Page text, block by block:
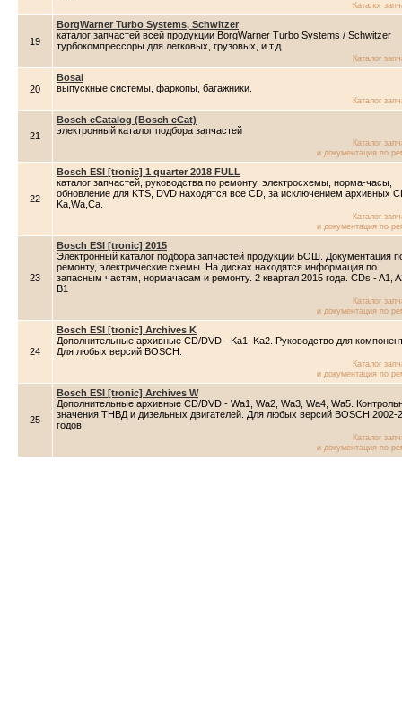
Каталог
19
BorgWarner Turbo Systems, Schwitzer
каталог запчастей всей продукции BorgWarner Turbo Systems / Schwitzer
турбокомпрессоры для легковых, грузовых, и.т.д
Каталог
20
Bosal
выпускные системы, фаркопы, багажники.
Каталог
21
Bosch eCatalog (Bosch eCat)
электронный каталог подбора запчастей
Каталог
и документация по
22
Bosch ESI [tronic] 1 quarter 2018 FULL
каталог запчастей, руководства по ремонту, электросхемы, норма-часы,
обновление для KTS, DVD находятся все CD, за исключением архивных
Ka,Wa,Ca.
Каталог
и документация по
23
Bosch ESI [tronic] 2015
Электронный каталог подбора запчастей продукции БОШ. Документация
ремонту, электрические схемы. На дисках находятся информация по
запасным частям, нормачасам и ремонту. 2 квартал 2015 года. CDs - A1,
B1
Каталог
и документация по
24
Bosch ESI [tronic] Archives K
Дополнительные архивные CD/DVD - Ka1, Ka2. Руководство для
Для любых версий BOSCH.
Каталог
и документация по
25
Bosch ESI [tronic] Archives W
Дополнительные архивные CD/DVD - Wa1, Wa2, Wa3, Wa4, Wa5.
значения ТНВД и дизельных двигателей. Для любых версий BOSCH 2002-
годов
Каталог
и документация по